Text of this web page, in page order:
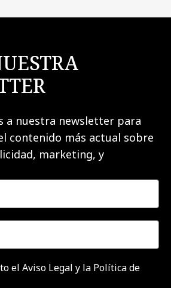
a nuestra newsletter para
contenido más actual sobre
marketing, y
el Aviso Legal y la Política de